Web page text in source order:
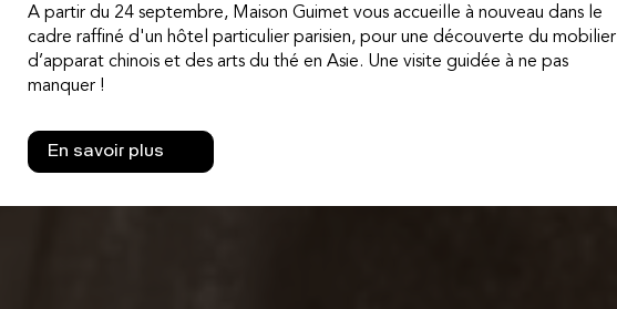
A partir du 24 septembre, Maison Guimet vous accueille à nouveau dans le
cadre raffiné d'un hôtel particulier parisien, pour une découverte du mobilier
d’apparat chinois et des arts du thé en Asie. Une visite guidée à ne pas
manquer !
En savoir plus